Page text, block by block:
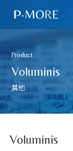
Product
Voluminis
其他
Voluminis